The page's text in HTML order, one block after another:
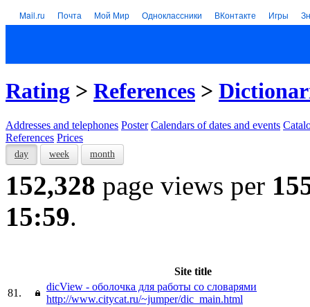
Mail.ru Почта Мой Мир Одноклассники ВКонтакте Игры
Rating > References >
Addresses and telephones Poster Calendars of dates and events
References Prices
day week month
152,328 page views per
15:59.
Site title
81.
dicView - оболочка для работы со словарями
http://www.citycat.ru/~jumper/dic_main.html